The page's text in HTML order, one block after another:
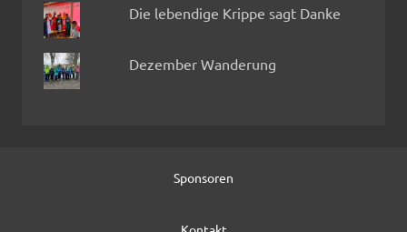
Die lebendige Krippe sagt Danke
Dezember Wanderung
Sponsoren